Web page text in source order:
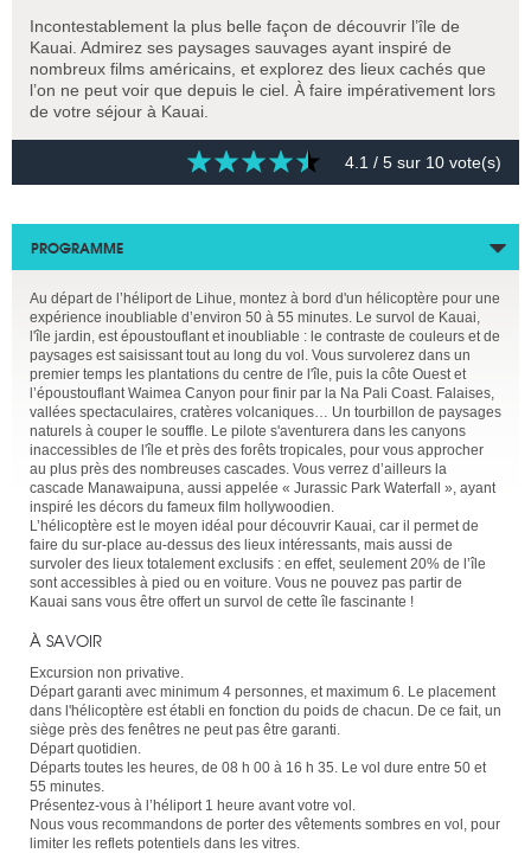
Incontestablement la plus belle façon de découvrir l’île de
Kauai. Admirez ses paysages sauvages ayant inspiré de
nombreux films américains, et explorez des lieux cachés que
l’on ne peut voir que depuis le ciel. À faire impérativement lors
de votre séjour à Kauai.
4.1 / 5 sur 10 vote(s)
PROGRAMME
Au départ de l’héliport de Lihue, montez à bord d'un hélicoptère pour une
expérience inoubliable d’environ 50 à 55 minutes. Le survol de Kauai,
l'île jardin, est époustouflant et inoubliable : le contraste de couleurs et de
paysages est saisissant tout au long du vol. Vous survolerez dans un
premier temps les plantations du centre de l'île, puis la côte Ouest et
l’époustouflant Waimea Canyon pour finir par la Na Pali Coast. Falaises,
vallées spectaculaires, cratères volcaniques… Un tourbillon de paysages
naturels à couper le souffle. Le pilote s'aventurera dans les canyons
inaccessibles de l'île et près des forêts tropicales, pour vous approcher
au plus près des nombreuses cascades. Vous verrez d’ailleurs la
cascade Manawaipuna, aussi appelée « Jurassic Park Waterfall », ayant
inspiré les décors du fameux film hollywoodien.
L’hélicoptère est le moyen idéal pour découvrir Kauai, car il permet de
faire du sur-place au-dessus des lieux intéressants, mais aussi de
survoler des lieux totalement exclusifs : en effet, seulement 20% de l’île
sont accessibles à pied ou en voiture. Vous ne pouvez pas partir de
Kauai sans vous être offert un survol de cette île fascinante !
À SAVOIR
Excursion non privative.
Départ garanti avec minimum 4 personnes, et maximum 6. Le placement
dans l'hélicoptère est établi en fonction du poids de chacun. De ce fait, un
siège près des fenêtres ne peut pas être garanti.
Départ quotidien.
Départs toutes les heures, de 08 h 00 à 16 h 35. Le vol dure entre 50 et
55 minutes.
Présentez-vous à l’héliport 1 heure avant votre vol.
Nous vous recommandons de porter des vêtements sombres en vol, pour
limiter les reflets potentiels dans les vitres.